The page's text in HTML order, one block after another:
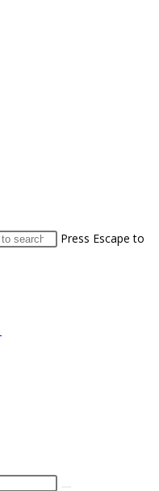
Press Escape to